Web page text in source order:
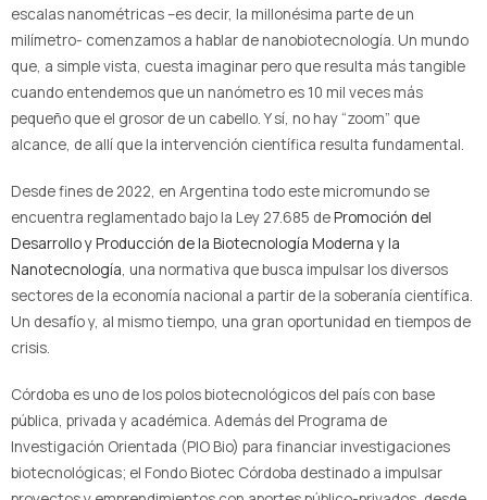
escalas nanométricas –es decir, la millonésima parte de un
milímetro- comenzamos a hablar de nanobiotecnología. Un mundo
que, a simple vista, cuesta imaginar pero que resulta más tangible
cuando entendemos que un nanómetro es 10 mil veces más
pequeño que el grosor de un cabello. Y sí, no hay “zoom” que
alcance, de allí que la intervención científica resulta fundamental.
Desde fines de 2022, en Argentina todo este micromundo se
encuentra reglamentado bajo la Ley 27.685 dePromoción del
Desarrollo y Producción de la Biotecnología Moderna y la
Nanotecnología, una normativa que busca impulsar los diversos
sectores de la economía nacional a partir de la soberanía científica.
Un desafío y, al mismo tiempo, una gran oportunidad en tiempos de
crisis.
Córdoba es uno de los polos biotecnológicos del país con base
pública, privada y académica. Además del Programa de
Investigación Orientada (PIO Bio) para financiar investigaciones
biotecnológicas; el Fondo Biotec Córdoba destinado a impulsar